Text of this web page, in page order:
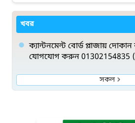
খবর
ক্যান্টনমেন্ট বোর্ড প্লাজায়
যোগযোগ করুন 01302154835 (
সকল